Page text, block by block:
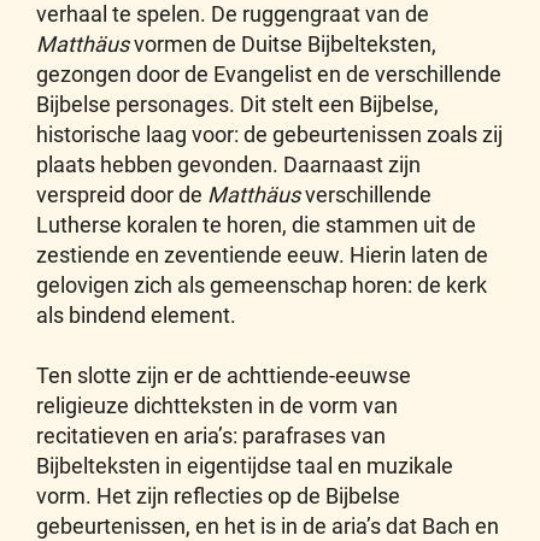
verhaal te spelen. De ruggengraat van de
Matthäusvormen de Duitse Bijbelteksten,
gezongen door de Evangelist en de verschillende
Bijbelse personages. Dit stelt een Bijbelse,
historische laag voor: de gebeurtenissen zoals zij
plaats hebben gevonden. Daarnaast zijn
verspreid door de Matthäusverschillende
Lutherse koralen te horen, die stammen uit de
zestiende en zeventiende eeuw. Hierin laten de
gelovigen zich als gemeenschap horen: de kerk
als bindend element.
Ten slotte zijn er de achttiende-eeuwse
religieuze dichtteksten in de vorm van
recitatieven en aria’s: parafrases van
Bijbelteksten in eigentijdse taal en muzikale
vorm. Het zijn reflecties op de Bijbelse
gebeurtenissen, en het is in de aria’s dat Bach en